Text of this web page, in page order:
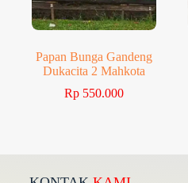
Papan Bunga Gandeng
Dukacita 2 Mahkota
Rp 550.000